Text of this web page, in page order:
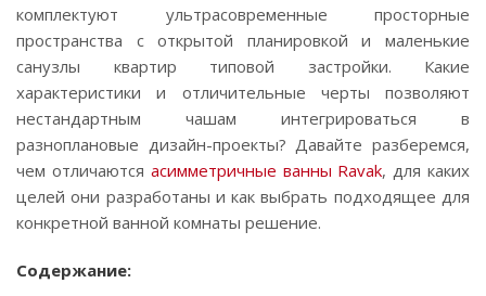
комплектуют ультрасовременные просторные
пространства с открытой планировкой и маленькие
санузлы квартир типовой застройки. Какие
характеристики и отличительные черты позволяют
нестандартным чашам интегрироваться в
разноплановые дизайн-проекты? Давайте разберемся,
чем отличаются асимметричные ванны Ravak, для каких
целей они разработаны и как выбрать подходящее для
конкретной ванной комнаты решение.
Содержание: